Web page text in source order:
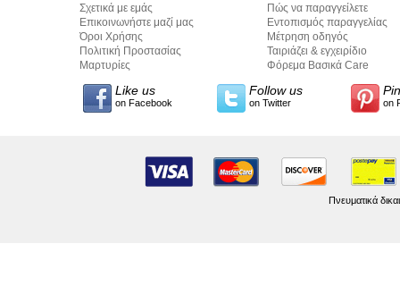
Σχετικά με εμάς
Επικοινωνήστε μαζί μας
Όροι Χρήσης
Πολιτική Προστασίας
Προσωπικών Δεδομένων
Μαρτυρίες
Πώς να παραγγείλετε
Εντοπισμός παραγγελίας
Μέτρηση οδηγός
Ταιριάζει & εγχειρίδιο
σύνταξης κειμένων
Φόρεμα Βασικά Care
Like us
on Facebook
Follow us
on Twitter on
Πνευματικά